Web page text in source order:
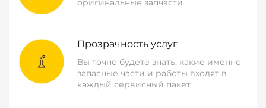
оригинальные запчасти
Прозрачность услуг
Вы точно будете знать, какие именно
запасные части и работы входят в
каждый сервисный пакет.